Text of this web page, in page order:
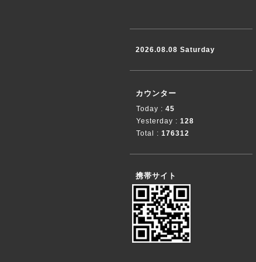
2026.08.08 Saturday
カウンター
Today : 45
Yesterday : 128
Total : 176312
携帯サイト